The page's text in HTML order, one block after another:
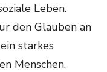
Leben.
den Glauben an
starkes
Menschen.